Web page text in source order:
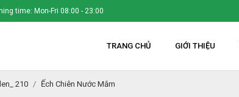
time: Mon-Fri 08:00 - 23:00
TRANG CHỦ GIỚI THIỆU
210 Ếch Chiên Nước Mắm